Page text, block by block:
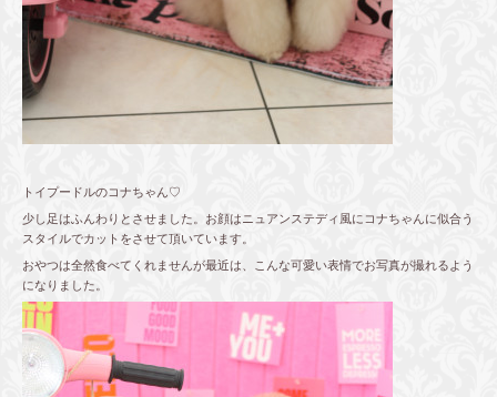
トイプードルのコナちゃん♡
少し足はふんわりとさせました。お顔はニュアンステディ風にコナちゃんに似合う
スタイルでカットをさせて頂いています。
おやつは全然食べてくれませんが最近は、こんな可愛い表情でお写真が撮れるよう
になりました。